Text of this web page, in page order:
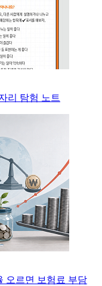
리 탐험 노트
오르면 보험료 부담